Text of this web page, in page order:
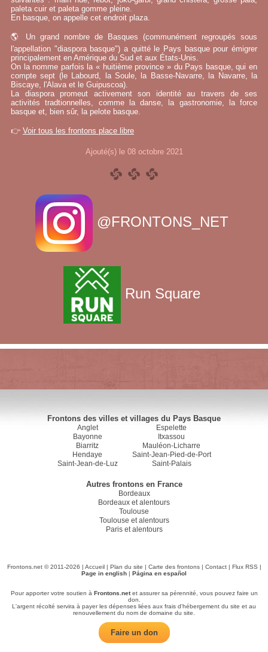
paleta cuir et paleta gomme pleine.
En basque, on appelle cet endroit plaza.
🌎 Un grand nombre de Basques (communément regroupés sous
l'appellation "diaspora basque") a quitté le Pays basque pour émigrer
principalement en Amérique du Sud et aux États-Unis.
On la nomme parfois la « huitième province » du Pays basque, qui en
compte sept (le Labourd, la Soule, la Basse-Navarre, la Navarre, la
Biscaye, l'Alava et le Guipuscoa).
La diaspora promeut activement son identité au travers de ses
activités tradtionnelles, comme la danse, la gastronomie, la force
basque et, bien sûr, la pelote basque.
👉 Voir tous les frontons place libre
Ajouté(s) le 08 octobre 2021
@FRONTONS_NET
Run Square
Frontons des villes et villages du Pays Basque
Anglet
Bayonne
Biarritz
Hendaye
Saint-Jean-de-Luz
Espelette
Itxassou
Mauléon-Licharre
Saint-Jean-Pied-de-Port
Saint-Palais
Autres frontons en France
Bordeaux
Bordeaux et alentours
Toulouse
Toulouse et alentours
Paris et alentours
Frontons.net © 2011-2026 | Accueil| Plan du site | Carte des frontons| Contact| Flux RSS |
Page in english | Página en español
Pour apporter votre soutien à Frontons.netet assurer sa pérennité, vous pouvez faire un
don.
L'argent récolté servira à payer les dépenses liées aux frais d'hébergement du site et au
renouvellement du nom de domaine du site.
Faire un don